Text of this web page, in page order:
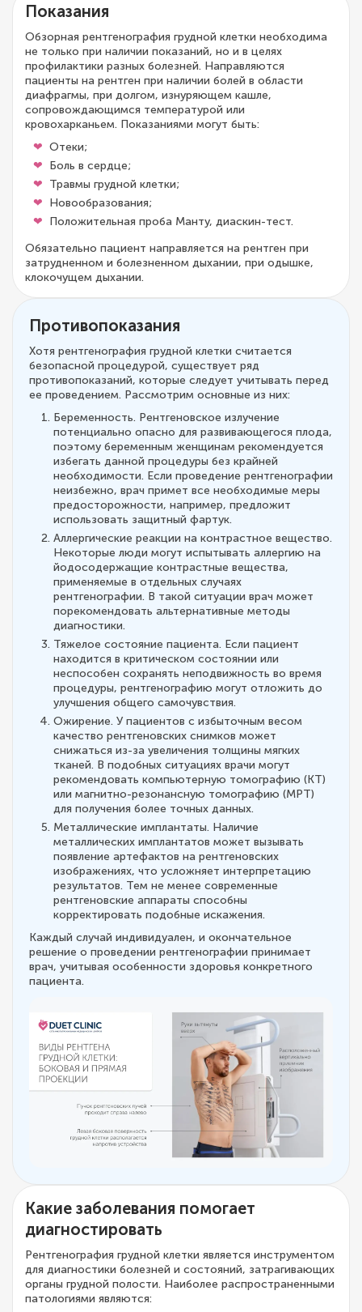
Показания
Обзорная рентгенография грудной клетки необходима
не только при наличии показаний, но и в целях
профилактики разных болезней. Направляются
пациенты на рентген при наличии болей в области
диафрагмы, при долгом, изнуряющем кашле,
сопровождающимся температурой или
кровохарканьем. Показаниями могут быть:
Отеки;
Боль в сердце;
Травмы грудной клетки;
Новообразования;
Положительная проба Манту, диаскин-тест.
Обязательно пациент направляется на рентген при
затрудненном и болезненном дыхании, при одышке,
клокочущем дыхании.
Противопоказания
Хотя рентгенография грудной клетки считается
безопасной процедурой, существует ряд
противопоказаний, которые следует учитывать перед
ее проведением. Рассмотрим основные из них:
Беременность. Рентгеновское излучение
потенциально опасно для развивающегося плода,
поэтому беременным женщинам рекомендуется
избегать данной процедуры без крайней
необходимости. Если проведение рентгенографии
неизбежно, врач примет все необходимые меры
предосторожности, например, предложит
использовать защитный фартук.
Аллергические реакции на контрастное вещество.
Некоторые люди могут испытывать аллергию на
йодосодержащие контрастные вещества,
применяемые в отдельных случаях
рентгенографии. В такой ситуации врач может
порекомендовать альтернативные методы
диагностики.
Тяжелое состояние пациента. Если пациент
находится в критическом состоянии или
неспособен сохранять неподвижность во время
процедуры, рентгенографию могут отложить до
улучшения общего самочувствия.
Ожирение. У пациентов с избыточным весом
качество рентгеновских снимков может
снижаться из-за увеличения толщины мягких
тканей. В подобных ситуациях врачи могут
рекомендовать компьютерную томографию (КТ)
или магнитно-резонансную томографию (МРТ)
для получения более точных данных.
Металлические имплантаты. Наличие
металлических имплантатов может вызывать
появление артефактов на рентгеновских
изображениях, что усложняет интерпретацию
результатов. Тем не менее современные
рентгеновские аппараты способны
корректировать подобные искажения.
Каждый случай индивидуален, и окончательное
решение о проведении рентгенографии принимает
врач, учитывая особенности здоровья конкретного
пациента.
Какие заболевания помогает
диагностировать
Рентгенография грудной клетки является инструментом
для диагностики болезней и состояний, затрагивающих
органы грудной полости. Наиболее распространенными
патологиями являются: